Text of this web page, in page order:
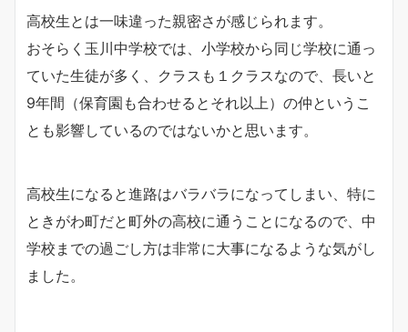
高校生とは一味違った親密さが感じられます。
おそらく玉川中学校では、小学校から同じ学校に通っ
ていた生徒が多く、クラスも１クラスなので、長いと
9年間（保育園も合わせるとそれ以上）の仲というこ
とも影響しているのではないかと思います。
高校生になると進路はバラバラになってしまい、特に
ときがわ町だと町外の高校に通うことになるので、中
学校までの過ごし方は非常に大事になるような気がし
ました。